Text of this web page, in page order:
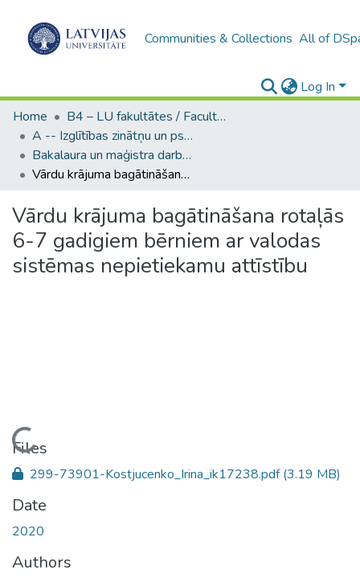
Communities & Collections All of
Log In
Home
B4 – LU fakultātes / Faculties of the UL
A -- Izglītības zinātņu un psiholoģijas fakultāte / Faculty of Education Sciences and Psychology
Bakalaura un maģistra darbi (PPMF) / Bachelor's and Master's theses
Vārdu krājuma bagātināšana rotaļās 6-7 gadigiem bērniem ar valodas sistēmas nepietiekamu attīstību
Vārdu krājuma bagātināšana rotaļās
6-7 gadigiem bērniem ar valodas
sistēmas nepietiekamu attīstību
Loading...
Files
299-73901-Kostjucenko_Irina_ik17238.pdf(3.19 MB)
Date
2020
Authors